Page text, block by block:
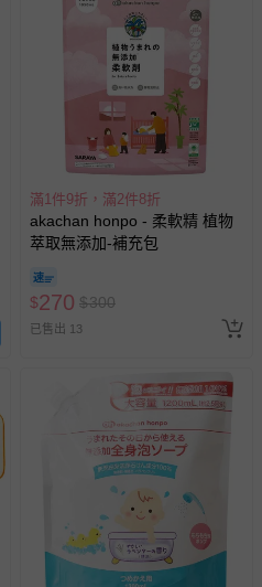
滿1件9折，滿2件8折
akachan honpo - 柔軟精 植物
萃取無添加-補充包
$270 $300
已售出 13